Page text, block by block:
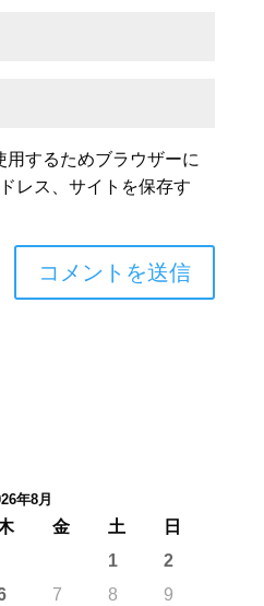
用するためブラウザーに
レス、サイトを保存す
年8月
金 土
日
1
2
7 8
9